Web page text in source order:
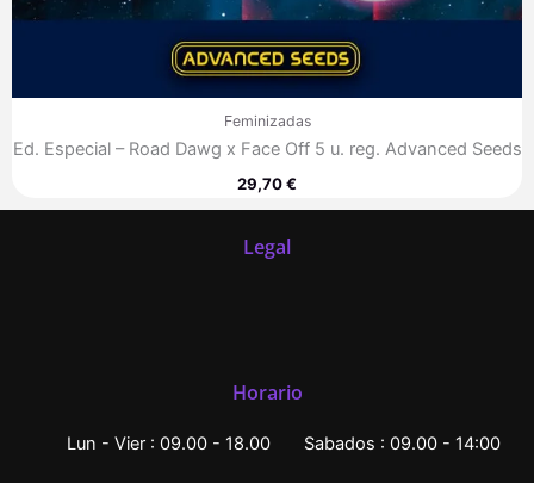
Feminizadas
Ed. Especial – Road Dawg x Face Off 5 u. reg. Advanced Seeds
29,70€
Legal
Horario
Lun - Vier : 09.00 - 18.00 Sabados : 09.00 - 14:00